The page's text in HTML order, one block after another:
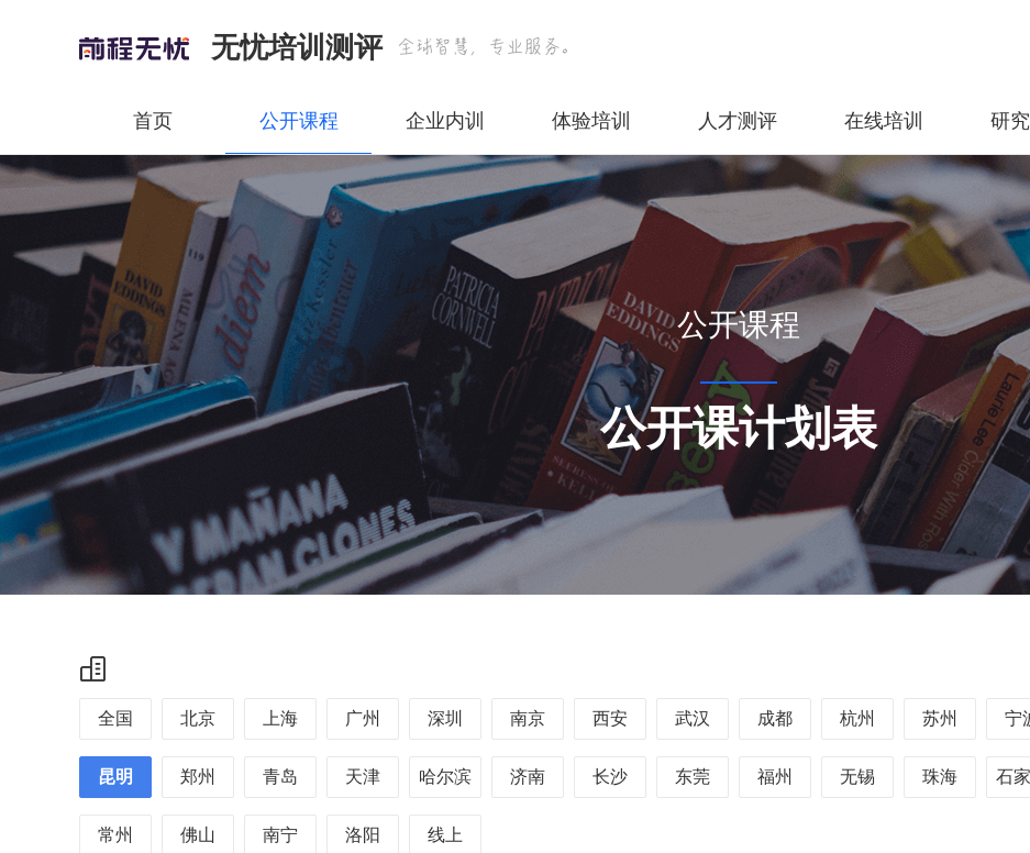
无忧培训测评
首页 公开课程 企业内训 体验培训 人才测评 在线培训 研
公开课程
公开课计划表
全国 北京 上海 广州 深圳 南京 西安 武汉 成都 杭州 苏州 宁
昆明 郑州 青岛 天津 哈尔滨 济南 长沙 东莞 福州 无锡 珠海 石
常州 佛山 南宁 洛阳 线上